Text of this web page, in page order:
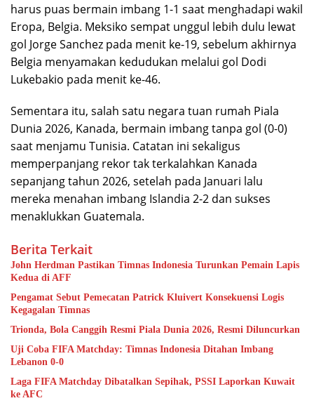
harus puas bermain imbang 1-1 saat menghadapi wakil
Eropa, Belgia. Meksiko sempat unggul lebih dulu lewat
gol Jorge Sanchez pada menit ke-19, sebelum akhirnya
Belgia menyamakan kedudukan melalui gol Dodi
Lukebakio pada menit ke-46.
Sementara itu, salah satu negara tuan rumah Piala
Dunia 2026, Kanada, bermain imbang tanpa gol (0-0)
saat menjamu Tunisia. Catatan ini sekaligus
memperpanjang rekor tak terkalahkan Kanada
sepanjang tahun 2026, setelah pada Januari lalu
mereka menahan imbang Islandia 2-2 dan sukses
menaklukkan Guatemala.
Berita Terkait
John Herdman Pastikan Timnas Indonesia Turunkan Pemain Lapis
Kedua di AFF
Pengamat Sebut Pemecatan Patrick Kluivert Konsekuensi Logis
Kegagalan Timnas
Trionda, Bola Canggih Resmi Piala Dunia 2026, Resmi Diluncurkan
Uji Coba FIFA Matchday: Timnas Indonesia Ditahan Imbang
Lebanon 0-0
Laga FIFA Matchday Dibatalkan Sepihak, PSSI Laporkan Kuwait
ke AFC